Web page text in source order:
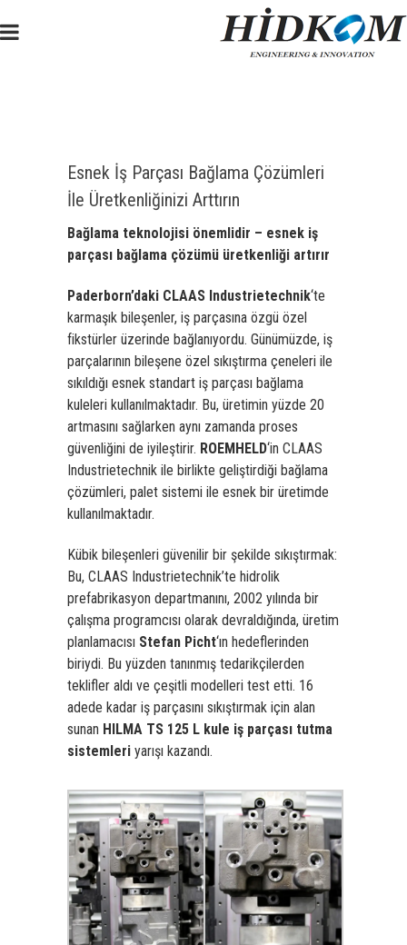
Esnek İş Parçası Bağlama Çözümleri
İle Üretkenliğinizi Arttırın
Bağlama teknolojisi önemlidir – esnek iş
parçası bağlama çözümü üretkenliği artırır
Paderborn’daki CLAAS Industrietechnik‘te
karmaşık bileşenler, iş parçasına özgü özel
fikstürler üzerinde bağlanıyordu. Günümüzde, iş
parçalarının bileşene özel sıkıştırma çeneleri ile
sıkıldığı esnek standart iş parçası bağlama
kuleleri kullanılmaktadır. Bu, üretimin yüzde 20
artmasını sağlarken aynı zamanda proses
güvenliğini de iyileştirir. ROEMHELD‘in CLAAS
Industrietechnik ile birlikte geliştirdiği bağlama
çözümleri, palet sistemi ile esnek bir üretimde
kullanılmaktadır.
Kübik bileşenleri güvenilir bir şekilde sıkıştırmak:
Bu, CLAAS Industrietechnik’te hidrolik
prefabrikasyon departmanını, 2002 yılında bir
çalışma programcısı olarak devraldığında, üretim
planlamacısı Stefan Picht‘ın hedeflerinden
biriydi. Bu yüzden tanınmış tedarikçilerden
teklifler aldı ve çeşitli modelleri test etti. 16
adede kadar iş parçasını sıkıştırmak için alan
sunan HILMA TS 125 L kule iş parçası tutma
sistemleri yarışı kazandı.